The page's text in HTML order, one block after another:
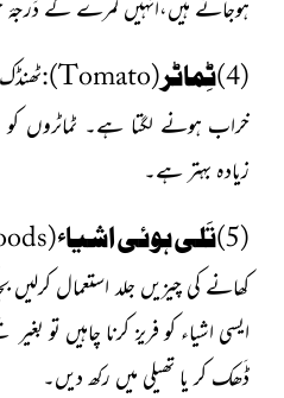
ہوجاتے ہیں،انہیں کمرے کے دَرجۂ
(4)ٹِماٹر (Tomato)
:
خراب ہونے لگتا ہے۔ ٹماٹروں کو
زیادہ بہتر ہے۔
(5)تَلی ہوئی اشیاء(
کھانے کی چیزیں جلد استعمال کرلیں
ایسی اشیاء کو فریز کرنا چاہیں تو
ڈَھک کر یا تھیلی میں رکھ دیں۔